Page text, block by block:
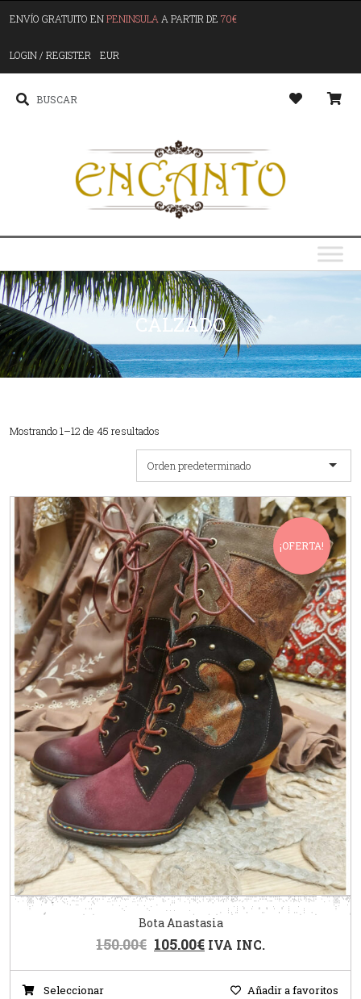
ENVÍO GRATUITO ENPENINSULA A PARTIR DE 70€
LOGIN / REGISTER EUR
CALZADO
Mostrando 1–12 de 45 resultados
Orden predeterminado
¡OFERTA!
Bota Anastasia
150.00€ 105.00€ IVA INC.
Seleccionar Añadir a favoritos